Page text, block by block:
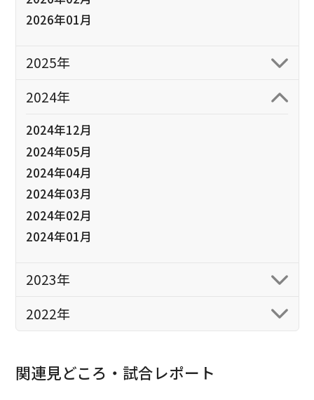
2026年01月
2025年
2024年
2024年12月
2024年05月
2024年04月
2024年03月
2024年02月
2024年01月
2023年
2022年
関連見どころ・試合レポート